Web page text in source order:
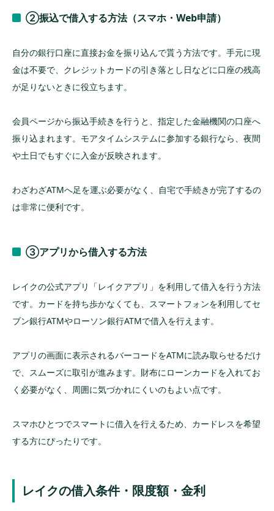
②振込で借入する方法（スマホ・Web申請）
自分の銀行口座に直接お金を振り込んで貰う方法です。手元に現
金は不要で、クレジットカードの引き落とし日などに口座の残高
が足りないときに役立ちます。
会員ページから振込手続きを行うと、指定した金融機関の口座へ
振り込まれます。モアタイムシステムに参加する銀行なら、夜間
や土日でもすぐに入金が反映されます。
わざわざATMへ足を運ぶ必要がなく、自宅で手続きが完了するの
は非常に便利です。
③アプリから借入する方法
レイクの公式アプリ「レイクアプリ」を利用して借入を行う方法
です。カードを持ち歩かなくても、スマートフォンを利用してセ
ブン銀行ATMやローソン銀行ATMで借入を行えます。
アプリの画面に表示されるバーコードをATMに読み取らせるだけ
で、スムーズに取引が進みます。財布にローンカードを入れてお
く必要がなく、周囲に気づかれにくいのもよい点です。
スマホひとつでスマートに借入を行えるため、カードレスを希望
する方にぴったりです。
レイクの借入条件・限度額・金利